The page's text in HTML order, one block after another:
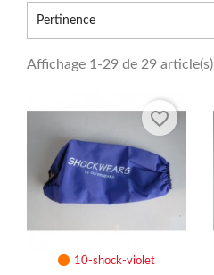
Pertinence
Affichage 1-29 de 29 article(s)
10-shock-violet
favorite_border